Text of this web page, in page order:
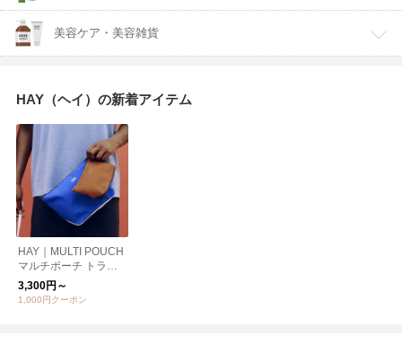
美容ケア・美容雑貨
HAY（ヘイ）の新着アイテム
HAY｜MULTI POUCH
マルチポーチ トラベ
ルグッズ【日本正規代
理店品】 トラベルグ
3,300円～
1,000円クーポン